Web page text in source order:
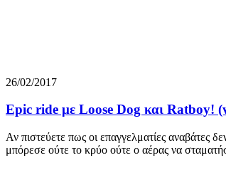
26/02/2017
Epic ride με Loose Dog και Ratboy!
Αν πιστεύετε πως οι επαγγελματίες αναβάτες
μπόρεσε ούτε το κρύο ούτε ο αέρας να